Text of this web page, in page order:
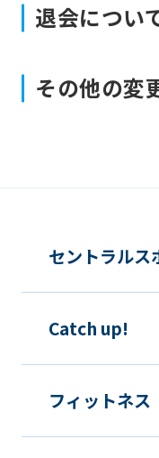
退会につい
その他の変
セントラルス
Catch up!
フィットネス